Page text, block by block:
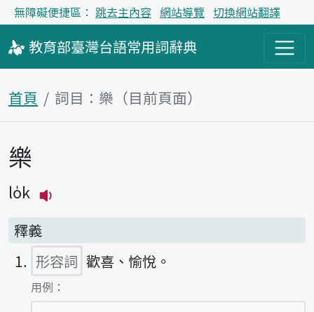
無障礙便捷區： 跳去主內容 網站導覽 切換網站翻譯
教育部臺灣台語常用詞辭典
首頁 詞目：樂（目前頁面）
主內容區塊
樂
lo̍k
釋義
形容詞 歡喜、愉悅。
第1項釋義的
用例：